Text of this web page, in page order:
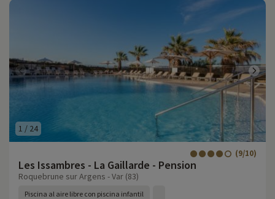
1 / 24
Les Issambres - La Gaillarde - Pension
(9/10)
Roquebrune sur Argens - Var (83)
Piscina al aire libre con piscina infantil